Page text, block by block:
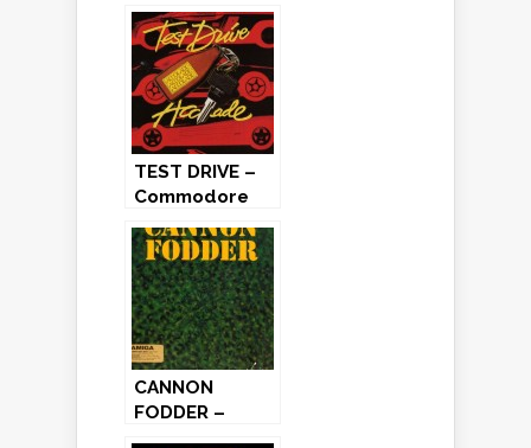
TEST DRIVE –
Commodore
CANNON
FODDER –